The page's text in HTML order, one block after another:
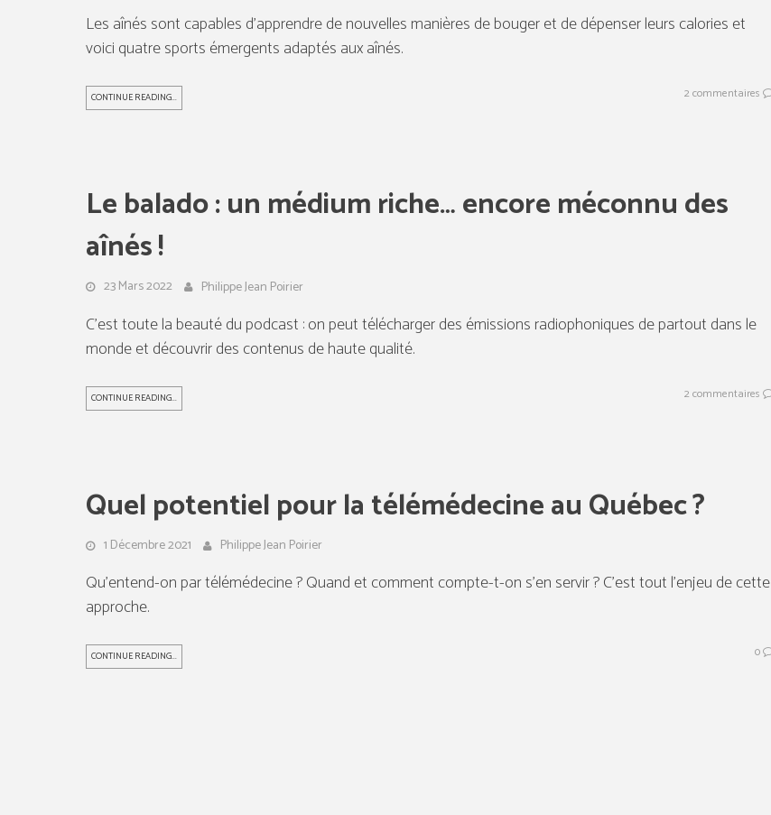
Les aînés sont capables d’apprendre de nouvelles manières de bouger et de dépenser leurs calories et
voici quatre sports émergents adaptés aux aînés.
CONTINUE READING... 2 commentaires
Le balado : un médium riche… encore méconnu des
aînés !
23 Mars 2022 Philippe Jean Poirier
C’est toute la beauté du podcast : on peut télécharger des émissions radiophoniques de partout dans le
monde et découvrir des contenus de haute qualité.
CONTINUE READING... 2 commentaires
Quel potentiel pour la télémédecine au Québec ?
1 Décembre 2021 Philippe Jean Poirier
Qu’entend-on par télémédecine ? Quand et comment compte-t-on s’en servir ? C’est tout l’enjeu de cette
approche.
CONTINUE READING... 0